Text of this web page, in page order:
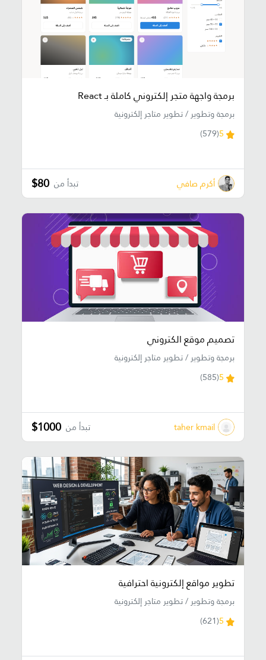
برمجة واجهة متجر إلكتروني كاملة بـ React
برمجة وتطوير / تطوير متاجر إلكترونية
5
(579)
أكرم صافي تبدأ من $80
تصميم موقع الكتروني
برمجة وتطوير / تطوير متاجر إلكترونية
5
(585)
taher kmail تبدأ من $1000
تطوير مواقع إلكترونية احترافية
برمجة وتطوير / تطوير متاجر إلكترونية
5
(621)